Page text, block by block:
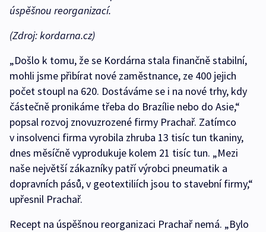
úspěšnou reorganizací.
(Zdroj: kordarna.cz)
„Došlo k tomu, že se Kordárna stala finančně stabilní,
mohli jsme přibírat nové zaměstnance, ze 400 jejich
počet stoupl na 620. Dostáváme se i na nové trhy, kdy
částečně pronikáme třeba do Brazílie nebo do Asie,“
popsal rozvoj znovuzrozené firmy Prachař. Zatímco
v insolvenci firma vyrobila zhruba 13 tisíc tun tkaniny,
dnes měsíčně vyprodukuje kolem 21 tisíc tun. „Mezi
naše největší zákazníky patří výrobci pneumatik a
dopravních pásů, v geotextiliích jsou to stavební firmy,“
upřesnil Prachař.
Recept na úspěšnou reorganizaci Prachař nemá. „Bylo